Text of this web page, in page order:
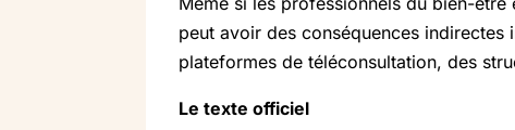
peut avoir des conséquences indirectes
plateformes de téléconsultation, des
Le texte officiel